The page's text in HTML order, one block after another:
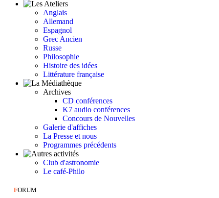
Anglais
Allemand
Espagnol
Grec Ancien
Russe
Philosophie
Histoire des idées
Littérature française
Archives
CD conférences
K7 audio conférences
Concours de Nouvelles
Galerie d'affiches
La Presse et nous
Programmes précédents
Club d'astronomie
Le café-Philo
FORUM